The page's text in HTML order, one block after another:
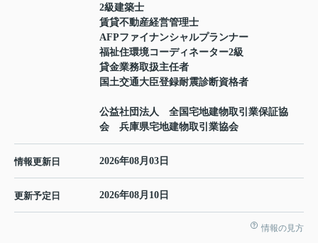
2級建築士
賃貸不動産経営管理士
AFPファイナンシャルプランナー
福祉住環境コーディネーター2級
貸金業務取扱主任者
国土交通大臣登録耐震診断資格者
公益社団法人 全国宅地建物取引業保証協
会 兵庫県宅地建物取引業協会
情報更新日 2026年08月03日
更新予定日 2026年08月10日
情報の見方